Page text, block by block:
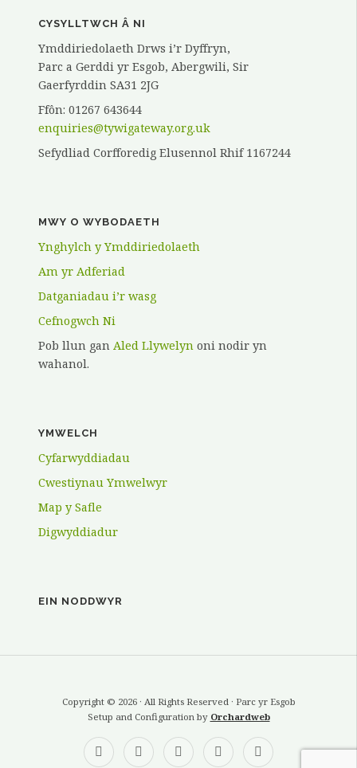
CYSYLLTWCH Â NI
Ymddiriedolaeth Drws i’r Dyffryn,
Parc a Gerddi yr Esgob, Abergwili, Sir
Gaerfyrddin SA31 2JG
Ffôn: 01267 643644
enquiries@tywigateway.org.uk
Sefydliad Corfforedig Elusennol Rhif 1167244
MWY O WYBODAETH
Ynghylch y Ymddiriedolaeth
Am yr Adferiad
Datganiadau i’r wasg
Cefnogwch Ni
Pob llun gan Aled Llywelyn oni nodir yn
wahanol.
YMWELCH
Cyfarwyddiadau
Cwestiynau Ymwelwyr
Map y Safle
Digwyddiadur
EIN NODDWYR
Copyright © 2026 · All Rights Reserved · Parc yr Esgob
Setup and Configuration by Orchardweb